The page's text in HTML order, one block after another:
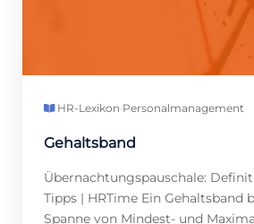
HR-Lexikon·Personalmanagement
Gehaltsband
Übernachtungspauschale:
Tipps | HRTime Ein Gehaltsband
Spanne von Mindest- und